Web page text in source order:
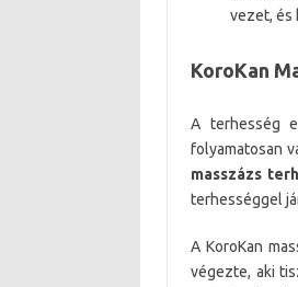
vezet, és
KoroKan
A terhesség
folyamatosan
masszázs
terhességgel
A KoroKan
végezte, aki